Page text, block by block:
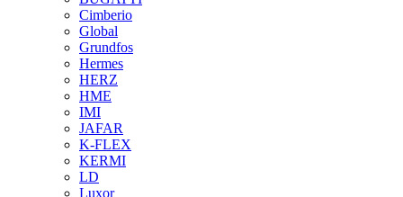
Cimberio
Global
Grundfos
Hermes
HERZ
HME
IMI
JAFAR
K-FLEX
KERMI
LD
Luxor